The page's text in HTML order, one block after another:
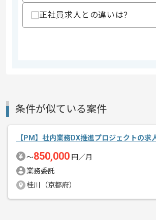
・財務/経理/会計
・Webシステム
・ユーザ向けマ
・PHP(Laravel)
精算・お支払い
精算条件
正社員求人との違いは?
条件が似ている案件
【PM】社内業務DX推進プロジェクトの求
〜850,000 円／月
業務委託
桂川（京都府）